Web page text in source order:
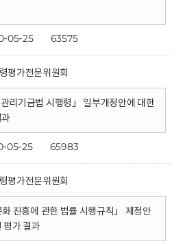
05-25 63575
평가전문위원회
리기금법 시행령」 일부개정안에 대한
05-25 65983
평가전문위원회
화 진흥에 관한 법률 시행규칙」 제정안
평가 결과